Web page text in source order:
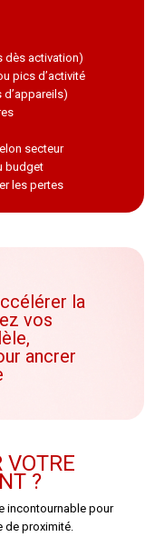
dès activation)
pics d’activité
d’appareils)
secteur
budget
les pertes
la
vos
ancrer
VOTRE
?
incontournable pour
de proximité.